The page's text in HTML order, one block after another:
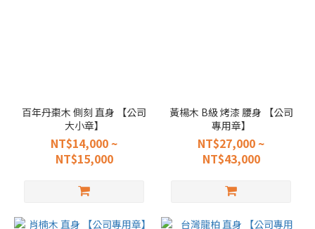
百年丹棗木 側刻 直身 【公司
大小章】
NT$14,000 ~
NT$15,000
黃楊木 B級 烤漆 腰身 【公司
專用章】
NT$27,000 ~
NT$43,000